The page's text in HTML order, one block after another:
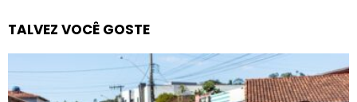
TALVEZ VOCÊ GOSTE